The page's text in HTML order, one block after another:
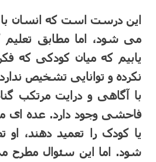
این درست است که انسان با
می شود، اما مطابق
یابیم که میان کودکی که
نکرده و توانایی تشخیص
با آگاهی و درایت مرتکب
فاحشی وجود دارد. عده ای
یا کودک را تعمید دهند،
شود. اما این سئوال مطرح